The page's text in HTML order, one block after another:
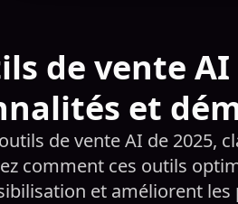
de vente
et
de vente AI de 2025,
comment ces outils
et améliorent les